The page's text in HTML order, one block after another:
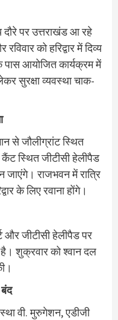
दौरे पर उत्तराखंड आ रहे
को हरिद्वार में दिव्य
आयोजित कार्यक्रम में
सुरक्षा व्यवस्था चाक-
से जौलीग्रांट स्थित
कैंट स्थित जीटीसी हेलीपैड
राजभवन में रात्रि
के लिए रवाना होंगे।
और जीटीसी हेलीपैड पर
शुक्रवार को श्वान दल
वी. मुरुगेशन, एडीजी